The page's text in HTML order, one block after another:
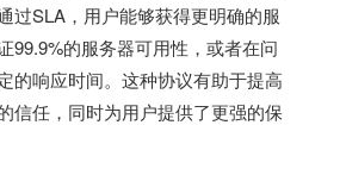
过SLA，用户能够获得更明确的服
99.9%的服务器可用性，或者在问
的响应时间。这种协议有助于提高
信任，同时为用户提供了更强的保